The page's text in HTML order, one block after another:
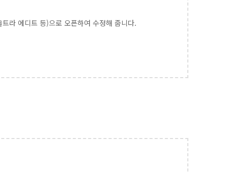
라 에디트 등)으로 오픈하여 수정해 줍니다.